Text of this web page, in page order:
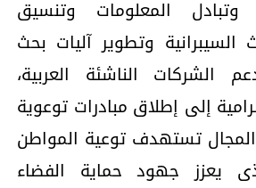
وتبادل المعلومات وتنسيق
السيبرانية وتطوير آليات بحث
الشركات الناشئة العربية،
إلى إطلاق مبادرات توعوية
تستهدف توعية المواطن
يعزز جهود حماية الفضاء